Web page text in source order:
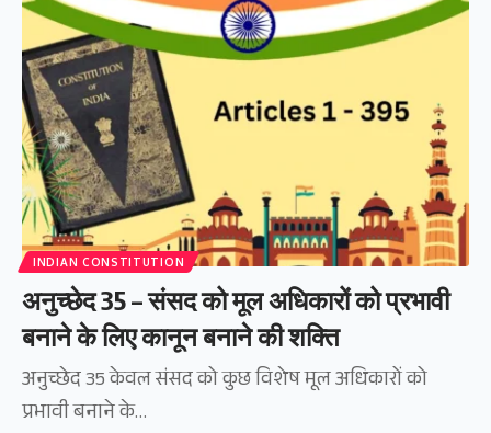
INDIAN CONSTITUTION
अनुच्छेद 35 – संसद को मूल अधिकारों को प्रभावी
बनाने के लिए कानून बनाने की शक्ति
अनुच्छेद 35 केवल संसद को कुछ विशेष मूल अधिकारों को
प्रभावी बनाने के…